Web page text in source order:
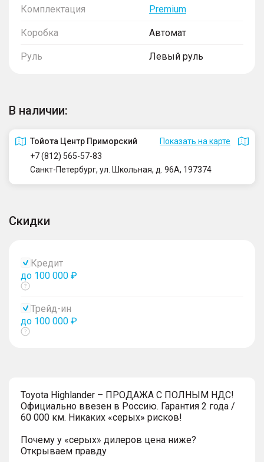
Комплектация Premium
Коробка Автомат
Руль Левый руль
В наличии:
Тойота Центр Приморский
Показать на карте
+7 (812) 565-57-83
Санкт-Петербург, ул. Школьная, д. 96А, 197374
Скидки
Кредит
до 100 000 ₽
Показать
Трейд-ин
до 100 000 ₽
Показать
Toyota Highlander – ПРОДАЖА С ПОЛНЫМ НДС!
Официально ввезен в Россию. Гарантия 2 года /
60 000 км. Никаких «серых» рисков!
Почему у «серых» дилеров цена ниже?
Открываем правду